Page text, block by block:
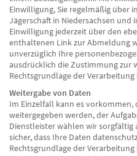
Einwilligung, Sie regelmäßig über
Jägerschaft in Niedersachsen und
Einwilligung jederzeit über den
enthaltenen Link zur Abmeldung
unverzüglich Ihre
ausdrücklich die Zustimmung zur
Rechtsgrundlage der Verarbeitung
Weitergabe von Daten
Im Einzelfall kann es vorkommen,
weitergegeben werden, der
Dienstleister wählen wir
sicher, dass Ihre Daten
Rechtsgrundlage der Verarbeitung